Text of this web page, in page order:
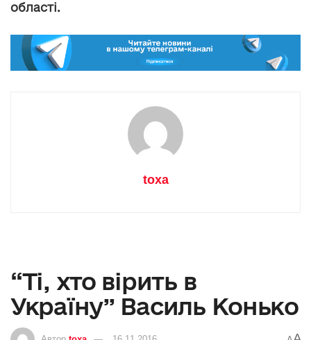
області.
toxa
“Ті, хто вірить в
Україну” Василь Конько